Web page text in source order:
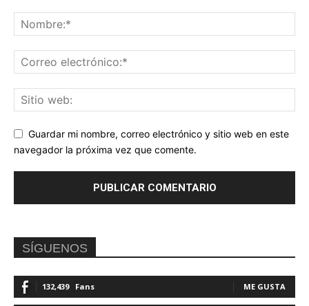
Guardar mi nombre, correo electrónico y sitio web en este
navegador la próxima vez que comente.
SÍGUENOS
132,439 Fans ME GUSTA